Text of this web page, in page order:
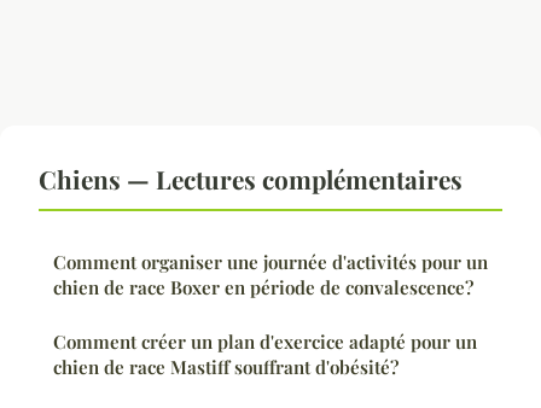
Chiens — Lectures complémentaires
Comment organiser une journée d'activités pour un
chien de race Boxer en période de convalescence?
Comment créer un plan d'exercice adapté pour un
chien de race Mastiff souffrant d'obésité?